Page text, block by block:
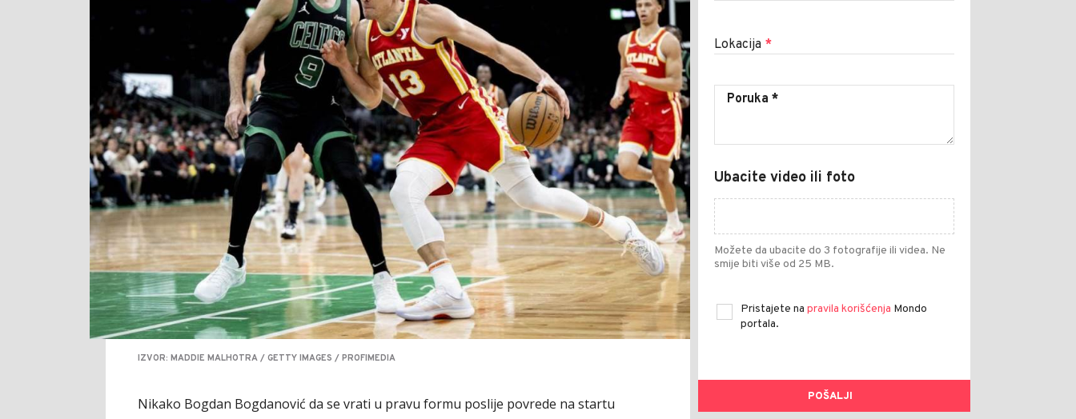
IZVOR: MADDIE MALHOTRA / GETTY IMAGES / PROFIMEDIA
Nikako Bogdan Bogdanović da se vrati u pravu formu poslije povrede na startu
Lokacija *
Ubacite video ili foto
Možete da ubacite do 3 fotografije ili videa. Ne
smije biti više od 25 MB.
Pristajete na pravila korišćenja Mondo
portala.
POŠALJI